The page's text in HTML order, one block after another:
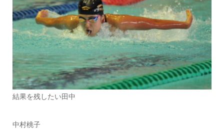
結果を残したい田中
中村桃子